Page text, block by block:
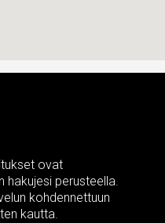
ovat
hakujesi perusteella.
kohdennettuun
kautta.